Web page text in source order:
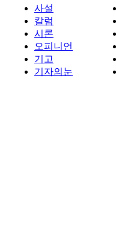
사설
칼럼
시론
오피니언
기고
기자의눈